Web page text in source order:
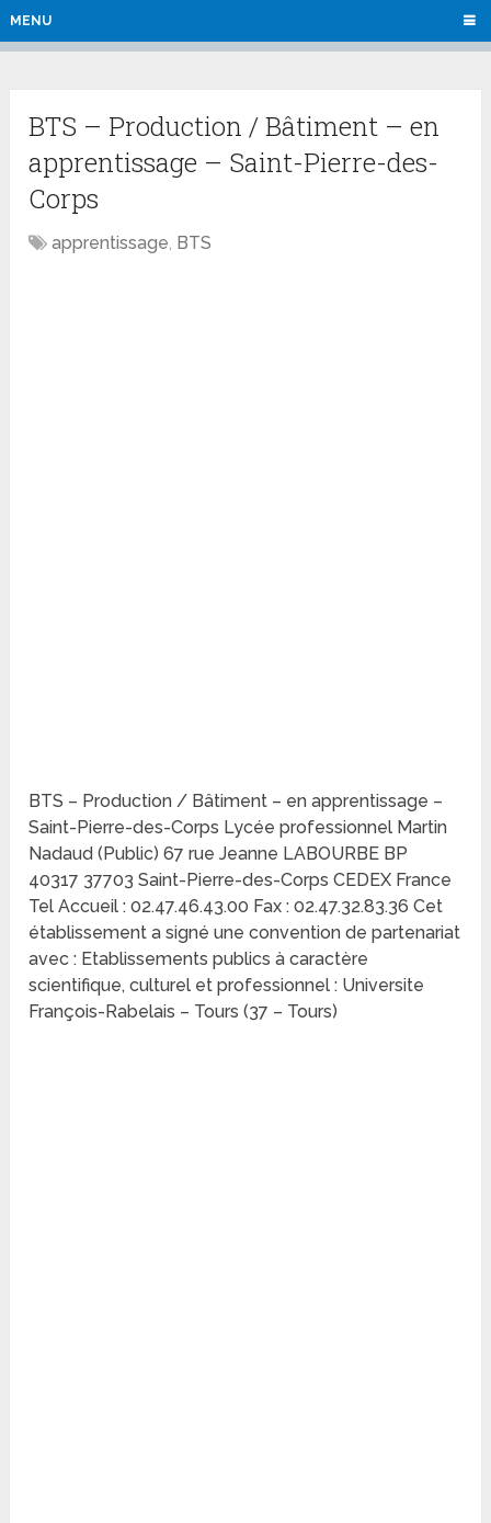
MENU
BTS – Production / Bâtiment – en
apprentissage – Saint-Pierre-des-
Corps
apprentissage, BTS
BTS – Production / Bâtiment – en apprentissage –
Saint-Pierre-des-Corps Lycée professionnel Martin
Nadaud (Public) 67 rue Jeanne LABOURBE BP
40317 37703 Saint-Pierre-des-Corps CEDEX France
Tel Accueil : 02.47.46.43.00 Fax : 02.47.32.83.36 Cet
établissement a signé une convention de partenariat
avec : Etablissements publics à caractère
scientifique, culturel et professionnel : Universite
François-Rabelais – Tours (37 – Tours)